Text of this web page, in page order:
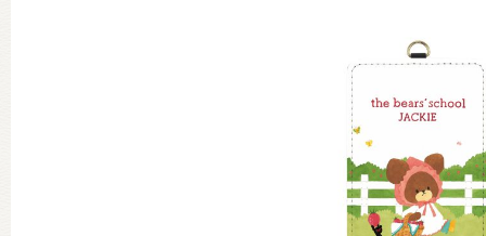
ミュージカル・コンサート